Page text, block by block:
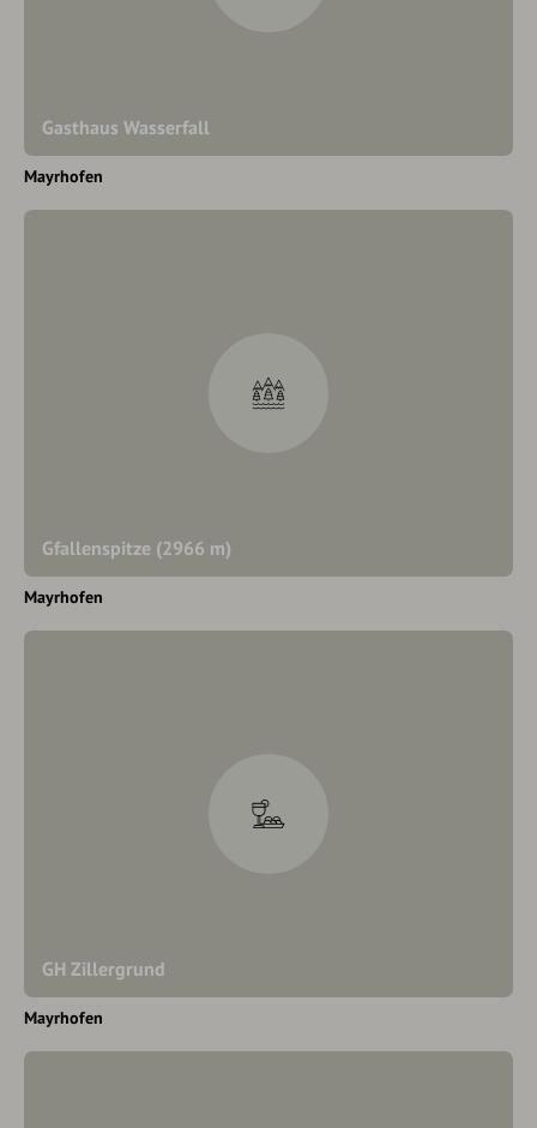
Gasthaus Wasserfall
Mayrhofen
Gfallenspitze (2966 m)
Mayrhofen
GH Zillergrund
Mayrhofen